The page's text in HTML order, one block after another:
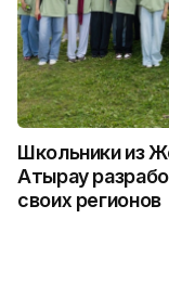
Школьники из
Атырау
своих регионов